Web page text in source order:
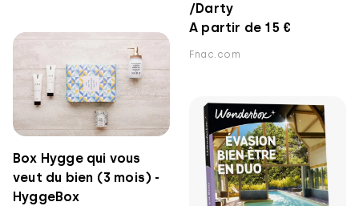
/Darty
A partir de 15 €
Fnac.com
Box Hygge qui vous
veut du bien (3 mois) -
HyggeBox